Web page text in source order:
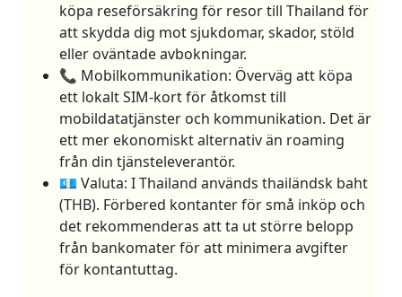
köpa reseförsäkring för resor till Thailand för
att skydda dig mot sjukdomar, skador, stöld
eller oväntade avbokningar.
📞 Mobilkommunikation: Överväg att köpa
ett lokalt SIM-kort för åtkomst till
mobildatatjänster och kommunikation. Det är
ett mer ekonomiskt alternativ än roaming
från din tjänsteleverantör.
💶 Valuta: I Thailand används thailändsk baht
(THB). Förbered kontanter för små inköp och
det rekommenderas att ta ut större belopp
från bankomater för att minimera avgifter
för kontantuttag.